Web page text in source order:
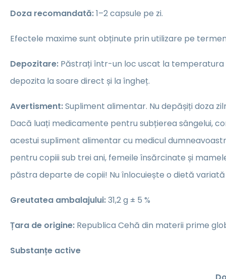
Doza recomandată:1–2 capsule pe zi.
Efectele maxime sunt obținute prin utilizare pe
Depozitare: Păstrați într-un loc uscat la temperatura
depozita la soare direct și la îngheț.
Avertisment:Supliment alimentar. Nu depășiți doza
Dacă luați medicamente pentru subțierea sângelui,
acestui supliment alimentar cu medicul
pentru copiii sub trei ani, femeile însărcinate și
păstra departe de copii! Nu înlocuiește o dietă
Greutatea ambalajului:31,2 g ± 5 %
Țara de origine: Republica Cehă din materii prime
Substanțe active